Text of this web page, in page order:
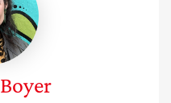
Boyer